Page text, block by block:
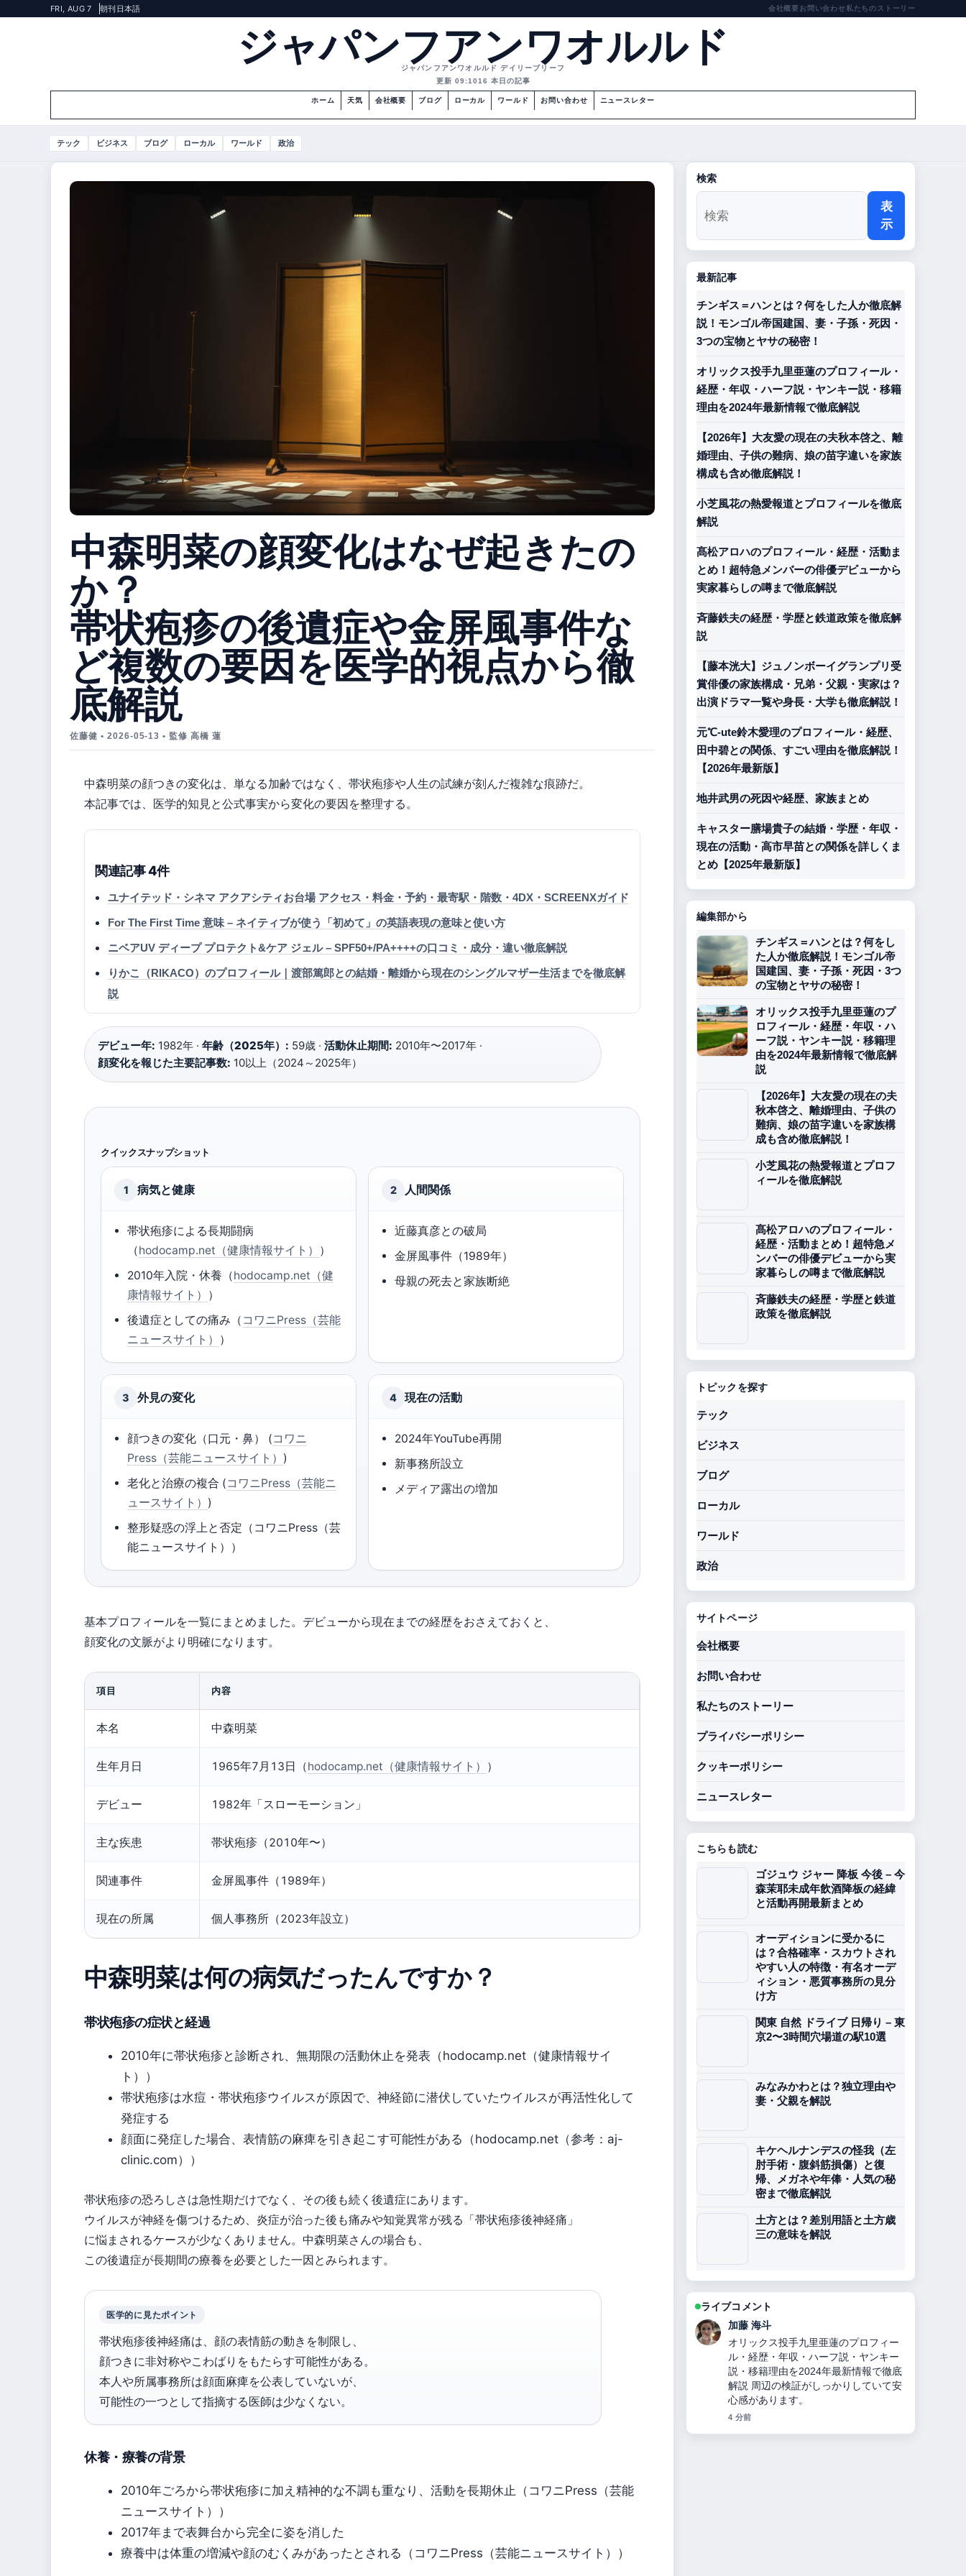
FRI, AUG 7 朝刊 日本語 会社概要お問い合わせ私たちのストーリー
ジャパンフアンワオルルド
ジャパンフアンワオルルド デイリーブリーフ
更新 09:1016 本日の記事
ホーム 天気 会社概要 ブログ ローカル ワールド お問い合わせ ニュースレター
テック ビジネス ブログ ローカル ワールド 政治
中森明菜の顔変化はなぜ起きたの
か？
帯状疱疹の後遺症や金屏風事件な
ど複数の要因を医学的視点から徹
底解説
佐藤健 • 2026-05-13 • 監修 高橋 蓮
中森明菜の顔つきの変化は、単なる加齢ではなく、帯状疱疹や人生の試練が刻んだ複雑な痕跡だ。
本記事では、医学的知見と公式事実から変化の要因を整理する。
関連記事 4件
ユナイテッド・シネマ アクアシティお台場 アクセス・料金・予約・最寄駅・階数・4DX・SCREENXガイド
For The First Time 意味 – ネイティブが使う「初めて」の英語表現の意味と使い方
ニベアUV ディープ プロテクト&ケア ジェル – SPF50+/PA++++の口コミ・成分・違い徹底解説
りかこ（RIKACO）のプロフィール｜渡部篤郎との結婚・離婚から現在のシングルマザー生活までを徹底解
説
デビュー年: 1982年 · 年齢（2025年）: 59歳 · 活動休止期間: 2010年〜2017年 ·
顔変化を報じた主要記事数: 10以上（2024～2025年）
クイックスナップショット
1 病気と健康
帯状疱疹による長期闘病
（hodocamp.net（健康情報サイト） ）
2010年入院・休養（hodocamp.net（健
康情報サイト） ）
後遺症としての痛み（ コワニPress（芸能
ニュースサイト） ）
2 人間関係
近藤真彦との破局
金屏風事件（1989年）
母親の死去と家族断絶
3 外見の変化
顔つきの変化（口元・鼻） (コワニ
Press（芸能ニュースサイト） )
老化と治療の複合 (コワニPress（芸能ニ
ュースサイト） )
整形疑惑の浮上と否定（コワニPress（芸
能ニュースサイト））
4 現在の活動
2024年YouTube再開
新事務所設立
メディア露出の増加
基本プロフィールを一覧にまとめました。デビューから現在までの経歴をおさえておくと、
顔変化の文脈がより明確になります。
項目 内容
本名 中森明菜
生年月日 1965年7月13日（hodocamp.net（健康情報サイト） ）
デビュー 1982年「スローモーション」
主な疾患 帯状疱疹（2010年〜）
関連事件 金屏風事件（1989年）
現在の所属 個人事務所（2023年設立）
中森明菜は何の病気だったんですか？
帯状疱疹の症状と経過
2010年に帯状疱疹と診断され、無期限の活動休止を発表（hodocamp.net（健康情報サイ
ト））
帯状疱疹は水痘・帯状疱疹ウイルスが原因で、神経節に潜伏していたウイルスが再活性化して
発症する
顔面に発症した場合、表情筋の麻痺を引き起こす可能性がある（hodocamp.net（参考：aj-
clinic.com））
帯状疱疹の恐ろしさは急性期だけでなく、その後も続く後遺症にあります。
ウイルスが神経を傷つけるため、炎症が治った後も痛みや知覚異常が残る「帯状疱疹後神経痛」
に悩まされるケースが少なくありません。中森明菜さんの場合も、
この後遺症が長期間の療養を必要とした一因とみられます。
医学的に見たポイント
帯状疱疹後神経痛は、顔の表情筋の動きを制限し、
顔つきに非対称やこわばりをもたらす可能性がある。
本人や所属事務所は顔面麻痺を公表していないが、
可能性の一つとして指摘する医師は少なくない。
休養・療養の背景
2010年ごろから帯状疱疹に加え精神的な不調も重なり、活動を長期休止（コワニPress（芸能
ニュースサイト））
2017年まで表舞台から完全に姿を消した
療養中は体重の増減や顔のむくみがあったとされる（コワニPress（芸能ニュースサイト））
検索
表
示
最新記事
チンギス＝ハンとは？何をした人か徹底解
説！モンゴル帝国建国、妻・子孫・死因・
3つの宝物とヤサの秘密！
オリックス投手九里亜蓮のプロフィール・
経歴・年収・ハーフ説・ヤンキー説・移籍
理由を2024年最新情報で徹底解説
【2026年】大友愛の現在の夫秋本啓之、離
婚理由、子供の難病、娘の苗字違いを家族
構成も含め徹底解説！
小芝風花の熱愛報道とプロフィールを徹底
解説
髙松アロハのプロフィール・経歴・活動ま
とめ！超特急メンバーの俳優デビューから
実家暮らしの噂まで徹底解説
斉藤鉄夫の経歴・学歴と鉄道政策を徹底解
説
【藤本洸大】ジュノンボーイグランプリ受
賞俳優の家族構成・兄弟・父親・実家は？
出演ドラマ一覧や身長・大学も徹底解説！
元℃-ute鈴木愛理のプロフィール・経歴、
田中碧との関係、すごい理由を徹底解説！
【2026年最新版】
地井武男の死因や経歴、家族まとめ
キャスター膳場貴子の結婚・学歴・年収・
現在の活動・高市早苗との関係を詳しくま
とめ【2025年最新版】
編集部から
チンギス＝ハンとは？何をし
た人か徹底解説！モンゴル帝
国建国、妻・子孫・死因・3つ
の宝物とヤサの秘密！
オリックス投手九里亜蓮のプ
ロフィール・経歴・年収・ハ
ーフ説・ヤンキー説・移籍理
由を2024年最新情報で徹底解
説
【2026年】大友愛の現在の夫
秋本啓之、離婚理由、子供の
難病、娘の苗字違いを家族構
成も含め徹底解説！
小芝風花の熱愛報道とプロフ
ィールを徹底解説
髙松アロハのプロフィール・
経歴・活動まとめ！超特急メ
ンバーの俳優デビューから実
家暮らしの噂まで徹底解説
斉藤鉄夫の経歴・学歴と鉄道
政策を徹底解説
トピックを探す
テック
ビジネス
ブログ
ローカル
ワールド
政治
サイトページ
会社概要
お問い合わせ
私たちのストーリー
プライバシーポリシー
クッキーポリシー
ニュースレター
こちらも読む
ゴジュウ ジャー 降板 今後 – 今
森茉耶未成年飲酒降板の経緯
と活動再開最新まとめ
オーディションに受かるに
は？合格確率・スカウトされ
やすい人の特徴・有名オーデ
ィション・悪質事務所の見分
け方
関東 自然 ドライブ 日帰り – 東
京2〜3時間穴場道の駅10選
みなみかわとは？独立理由や
妻・父親を解説
キケヘルナンデスの怪我（左
肘手術・腹斜筋損傷）と復
帰、メガネや年俸・人気の秘
密まで徹底解説
土方とは？差別用語と土方歳
三の意味を解説
ライブコメント
高橋 蓮
【2026年】大友愛の現在の夫秋本啓
之、離婚理由、子供の難病、娘の苗字
違いを家族構成も含め徹底解説！ の整
理がとても分かりやすいです。今日の
中でも特に読みやすいです。
6 分前